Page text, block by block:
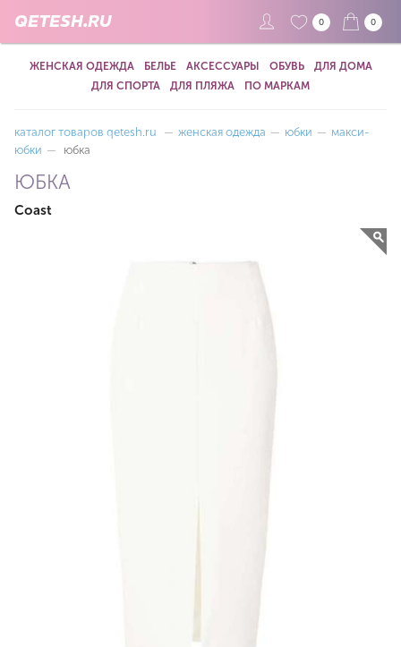
QETESH.RU 0 0
ЖЕНСКАЯ ОДЕЖДА БЕЛЬЕ АКСЕССУАРЫ ОБУВЬ
ДЛЯ ДОМА
ДЛЯ СПОРТА
ДЛЯ ПЛЯЖА ПО МАРКАМ
каталог товаров qetesh.ru — женская одежда — юбки — макси-
юбки — юбка
ЮБКА
Coast